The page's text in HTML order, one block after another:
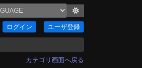
ログイン ユーザ登録
カテゴリ画面へ戻る